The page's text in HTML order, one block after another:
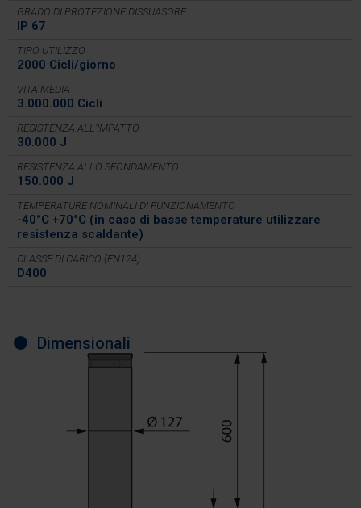
GRADO DI PROTEZIONE DISSUASORE
IP 67
TIPO UTILIZZO
2000 Cicli/giorno
VITA MEDIA
3.000.000 Cicli
RESISTENZA ALL’IMPATTO
30.000 J
RESISTENZA ALLO SFONDAMENTO
150.000 J
TEMPERATURE NOMINALI DI FUNZIONAMENTO
-40°C +70°C (in caso di basse temperature utilizzare
resistenza scaldante)
CLASSE DI CARICO (EN124)
D400
Dimensionali